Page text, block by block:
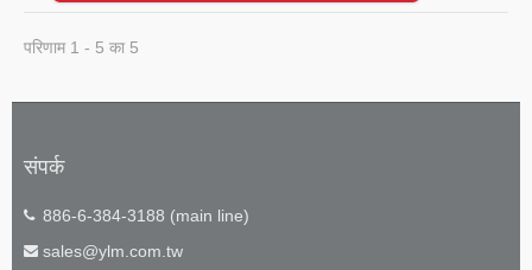
परिणाम 1 - 5 का 5
संपर्क
886-6-384-3188 (main line)
sales@ylm.com.tw